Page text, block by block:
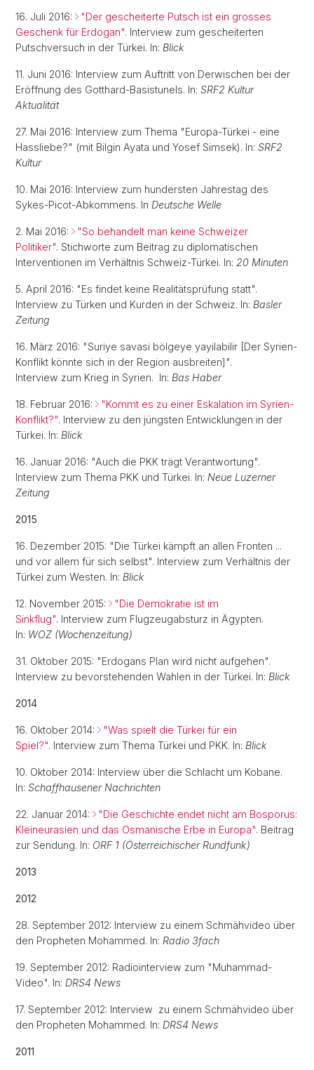
16. Juli 2016:
"Der gescheiterte Putsch ist ein grosses
Geschenk für Erdogan". Interview zum gescheiterten
Putschversuch in der Türkei. In: Blick
11. Juni 2016: Interview zum Auftritt von Derwischen bei der
Eröffnung des Gotthard-Basistunels. In: SRF2 Kultur
Aktualität
27. Mai 2016: Interview zum Thema "Europa-Türkei - eine
Hassliebe?" (mit Bilgin Ayata und Yosef Simsek). In: SRF2
Kultur
10. Mai 2016: Interview zum hundersten Jahrestag des
Sykes-Picot-Abkommens. In Deutsche Welle
2. Mai 2016:
"So behandelt man keine Schweizer
Politiker". Stichworte zum Beitrag zu diplomatischen
Interventionen im Verhältnis Schweiz-Türkei. In: 20 Minuten
5. April 2016: "Es findet keine Realitätsprüfung statt".
Interview zu Türken und Kurden in der Schweiz. In: Basler
Zeitung
16. März 2016: "Suriye savasi bölgeye yayilabilir [Der Syrien-
Konflikt könnte sich in der Region ausbreiten]".
Interview zum Krieg in Syrien. In: Bas Haber
18. Februar 2016:
"Kommt es zu einer Eskalation im Syrien-
Konflikt?". Interview zu den jüngsten Entwicklungen in der
Türkei. In: Blick
16. Januar 2016: "Auch die PKK trägt Verantwortung".
Interview zum Thema PKK und Türkei. In: Neue Luzerner
Zeitung
2015
16. Dezember 2015: "Die Türkei kämpft an allen Fronten ...
und vor allem für sich selbst". Interview zum Verhältnis der
Türkei zum Westen. In: Blick
12. November 2015:
"Die Demokratie ist im
Sinkflug". Interview zum Flugzeugabsturz in Ägypten.
In: WOZ (Wochenzeitung)
31. Oktober 2015: "Erdogans Plan wird nicht aufgehen".
Interview zu bevorstehenden Wahlen in der Türkei. In: Blick
2014
16. Oktober 2014:
"Was spielt die Türkei für ein
Spiel?". Interview zum Thema Türkei und PKK. In: Blick
10. Oktober 2014: Interview über die Schlacht um Kobane.
In: Schaffhausener Nachrichten
22. Januar 2014:
"Die Geschichte endet nicht am Bosporus:
Kleineurasien und das Osmanische Erbe in Europa". Beitrag
zur Sendung. In: ORF 1 (Österreichischer Rundfunk)
2013
2012
28. September 2012: Interview zu einem Schmähvideo über
den Propheten Mohammed. In: Radio 3fach
19. September 2012: Radiointerview zum "Muhammad-
Video". In: DRS4 News
17. September 2012: Interview zu einem Schmähvideo über
den Propheten Mohammed. In: DRS4 News
2011